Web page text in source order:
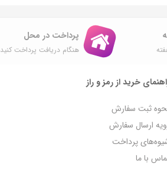
پرداخت در محل
هنگام دریافت پرداخت کنید
خرید از رمز و راز
ثبت سفارش
ارسال سفارش
پرداخت
با ما